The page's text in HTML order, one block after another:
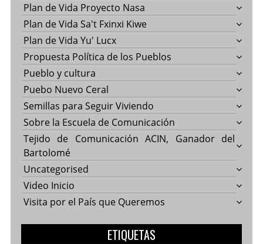
Plan de Vida Proyecto Nasa
Plan de Vida Sa't Fxinxi Kiwe
Plan de Vida Yu' Lucx
Propuesta Política de los Pueblos
Pueblo y cultura
Puebo Nuevo Ceral
Semillas para Seguir Viviendo
Sobre la Escuela de Comunicación
Tejido de Comunicación ACIN, Ganador del
Bartolomé
Uncategorised
Video Inicio
Visita por el País que Queremos
ETIQUETAS